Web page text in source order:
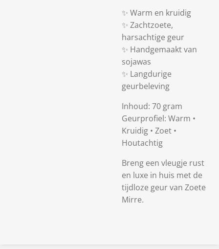
✨ Warm en kruidig
✨ Zachtzoete,
harsachtige geur
✨ Handgemaakt van
sojawas
✨ Langdurige
geurbeleving
Inhoud: 70 gram
Geurprofiel: Warm •
Kruidig • Zoet •
Houtachtig
Breng een vleugje rust
en luxe in huis met de
tijdloze geur van Zoete
Mirre.